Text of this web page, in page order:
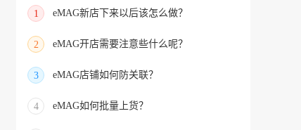
1 eMAG新店下来以后该怎么做？
2 eMAG开店需要注意些什么呢？
3 eMAG店铺如何防关联？
4 eMAG如何批量上货？